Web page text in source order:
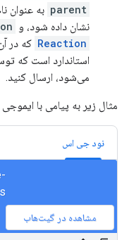
parent به عنوان
نشان داده شود، و
Reaction که در
استاندارد است که
می‌شود، ارسال کنید.
مثال زیر به پیامی با
نود جی اس
مشاهده در گیت‌هاب